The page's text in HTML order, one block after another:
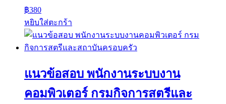
฿380
หยิบใส่ตะกร้า
แนวข้อสอบ พนักงานระบบงาน
คอมพิวเตอร์ กรมกิจการสตรีและ